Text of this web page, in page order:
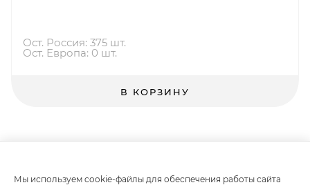
Ост. Россия: 375 шт.
Ост. Европа: 0 шт.
В КОРЗИНУ
Мы используем cookie-файлы для обеспечения работы сайта